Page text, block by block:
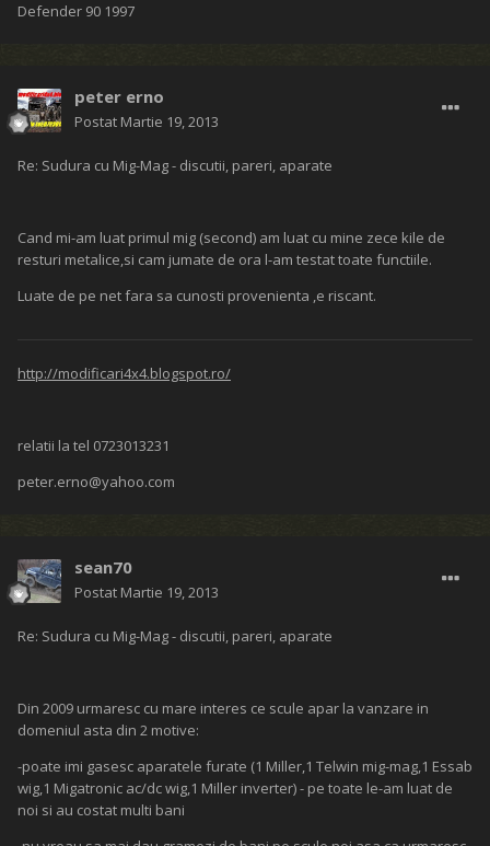
Defender 90 1997
peter erno
Postat Martie 19, 2013
Re: Sudura cu Mig-Mag - discutii, pareri, aparate
Cand mi-am luat primul mig (second) am luat cu mine zece kile de
resturi metalice,si cam jumate de ora l-am testat toate functiile.
Luate de pe net fara sa cunosti provenienta ,e riscant.
http://modificari4x4.blogspot.ro/
relatii la tel 0723013231
peter.erno@yahoo.com
sean70
Postat Martie 19, 2013
Re: Sudura cu Mig-Mag - discutii, pareri, aparate
Din 2009 urmaresc cu mare interes ce scule apar la vanzare in
domeniul asta din 2 motive:
-poate imi gasesc aparatele furate (1 Miller,1 Telwin mig-mag,1 Essab
wig,1 Migatronic ac/dc wig,1 Miller inverter) - pe toate le-am luat de
noi si au costat multi bani